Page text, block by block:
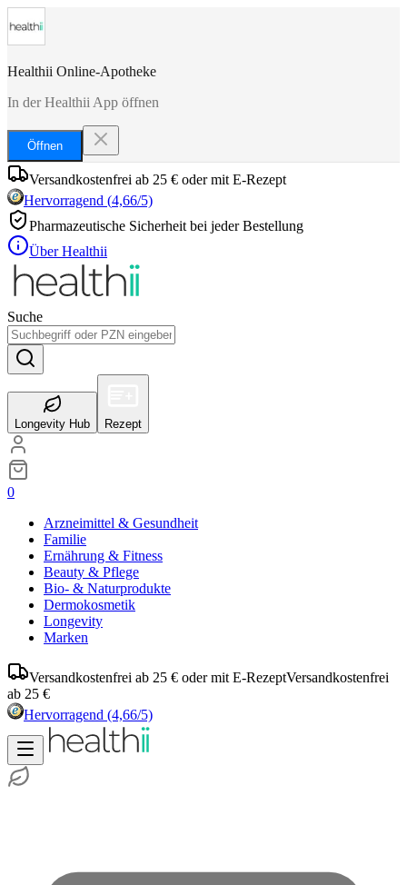
Healthii Online-Apotheke
In der Healthii App öffnen
Öffnen
Versandkostenfrei ab 25 € oder mit E-Rezept
Hervorragend (4,66/5)
Pharmazeutische Sicherheit bei jeder Bestellung
Über Healthii
Suche
Longevity Hub Rezept
0
Arzneimittel & Gesundheit
Familie
Ernährung & Fitness
Beauty & Pflege
Bio- & Naturprodukte
Dermokosmetik
Longevity
Marken
Versandkostenfrei ab 25 € oder mit E-RezeptVersandkostenfrei
ab 25 €
Hervorragend (4,66/5)